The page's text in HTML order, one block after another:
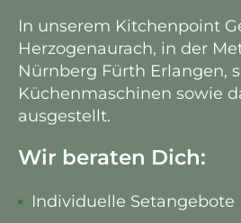
In unserem Kitchenpoint
Herzogenaurach, in der
Nürnberg Fürth Erlangen,
Küchenmaschinen sowie
ausgestellt.
Wir beraten Dich:
Individuelle Setangebote